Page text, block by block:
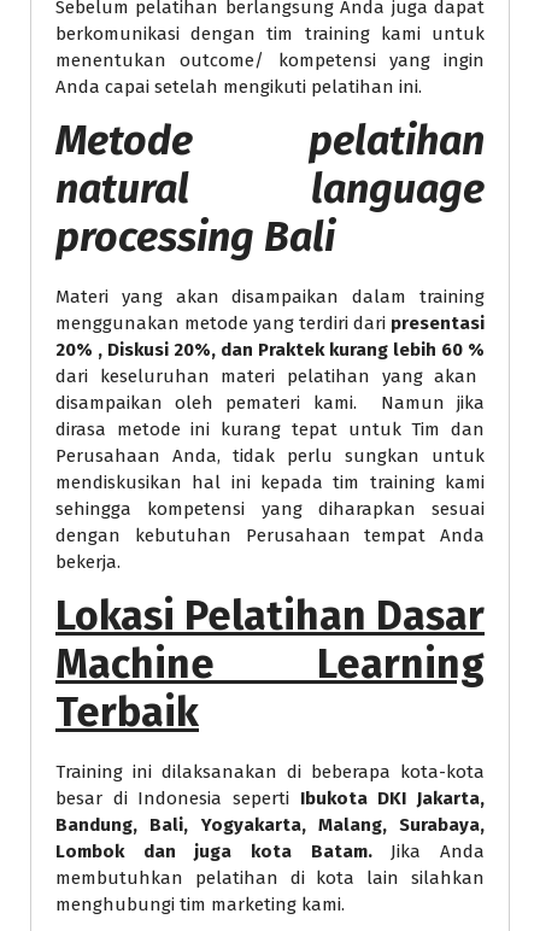
Sebelum pelatihan berlangsung Anda juga dapat
berkomunikasi dengan tim training kami untuk
menentukan outcome/ kompetensi yang ingin
Anda capai setelah mengikuti pelatihan ini.
Metode pelatihan
natural language
processing Bali
Materi yang akan disampaikan dalam training
menggunakan metode yang terdiri dari presentasi
20% , Diskusi 20%, dan Praktek kurang lebih 60 %
dari keseluruhan materi pelatihan yang akan
disampaikan oleh pemateri kami. Namun jika
dirasa metode ini kurang tepat untuk Tim dan
Perusahaan Anda, tidak perlu sungkan untuk
mendiskusikan hal ini kepada tim training kami
sehingga kompetensi yang diharapkan sesuai
dengan kebutuhan Perusahaan tempat Anda
bekerja.
Lokasi Pelatihan Dasar
Machine Learning
Terbaik
Training ini dilaksanakan di beberapa kota-kota
besar di Indonesia seperti Ibukota DKI Jakarta,
Bandung, Bali, Yogyakarta, Malang, Surabaya,
Lombok dan juga kota Batam.Jika Anda
membutuhkan pelatihan di kota lain silahkan
menghubungi tim marketing kami.